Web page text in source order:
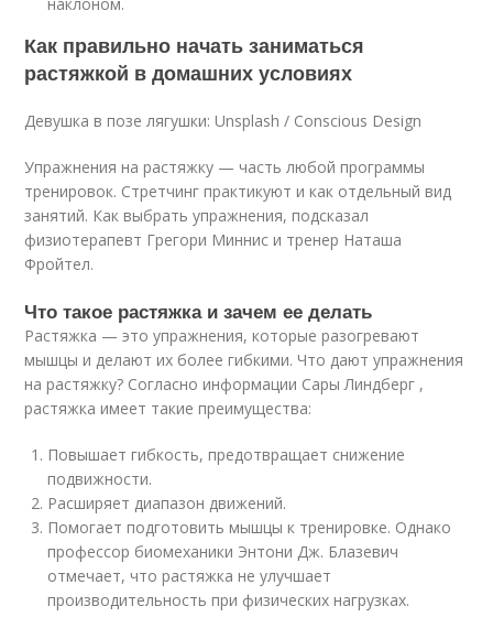
наклоном.
Как правильно начать заниматься
растяжкой в домашних условиях
Девушка в позе лягушки: Unsplash / Conscious Design
Упражнения на растяжку — часть любой программы
тренировок. Стретчинг практикуют и как отдельный вид
занятий. Как выбрать упражнения, подсказал
физиотерапевт Грегори Миннис и тренер Наташа
Фройтел.
Что такое растяжка и зачем ее делать
Растяжка — это упражнения, которые разогревают
мышцы и делают их более гибкими. Что дают упражнения
на растяжку? Согласно информации Сары Линдберг ,
растяжка имеет такие преимущества:
Повышает гибкость, предотвращает снижение
подвижности.
Расширяет диапазон движений.
Помогает подготовить мышцы к тренировке. Однако
профессор биомеханики Энтони Дж. Блазевич
отмечает, что растяжка не улучшает
производительность при физических нагрузках.